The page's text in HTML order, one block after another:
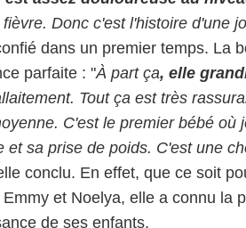
Donc c'est l'histoire d'une
dans un premier temps. La
parfaite : "À part ça, elle
Tout ça est très
C'est le premier bébé où
et sa prise de poids. C'est une
conclu. En effet, que ce soit
et Noelya, elle a connu la
de ses enfants.